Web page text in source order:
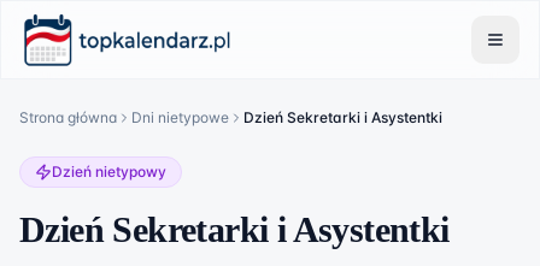
Strona główna Dni nietypowe Dzień Sekretarki i Asystentki
Dzień nietypowy
Dzień Sekretarki i Asystentki